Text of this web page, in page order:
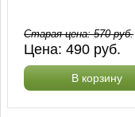
Старая цена:570руб.
Цена:490 руб.
В корзину